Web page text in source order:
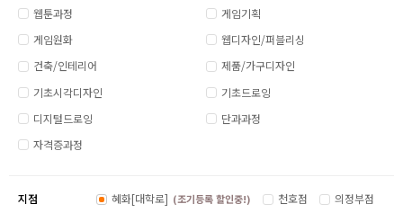
웹툰과정
게임기획
게임원화
웹디자인/퍼블리싱
건축/인테리어
제품/가구디자인
기초시각디자인
기초드로잉
디지털드로잉
단과과정
자격증과정
지점 혜화[대학로] (조기등록 할인중!) 천호점 의정부점